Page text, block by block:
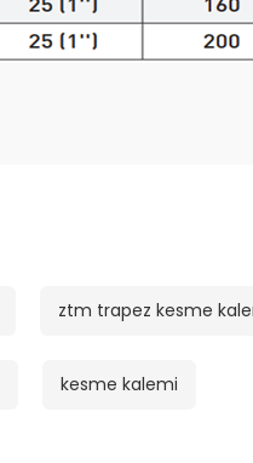
ztm trapez kesme
kesme kalemi